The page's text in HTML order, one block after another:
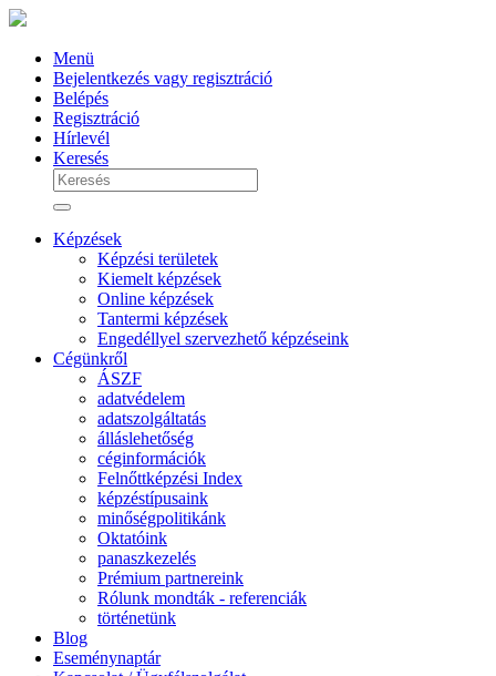
Menü
Bejelentkezés vagy regisztráció
Belépés
Regisztráció
Hírlevél
Keresés
Képzések
Képzési területek
Kiemelt képzések
Online képzések
Tantermi képzések
Engedéllyel szervezhető képzéseink
Cégünkről
ÁSZF
adatvédelem
adatszolgáltatás
álláslehetőség
céginformációk
Felnőttképzési Index
képzéstípusaink
minőségpolitikánk
Oktatóink
panaszkezelés
Prémium partnereink
Rólunk mondták - referenciák
történetünk
Blog
Eseménynaptár